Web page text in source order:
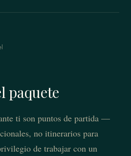
paquete
ti son puntos de partida —
no itinerarios para
de trabajar con un